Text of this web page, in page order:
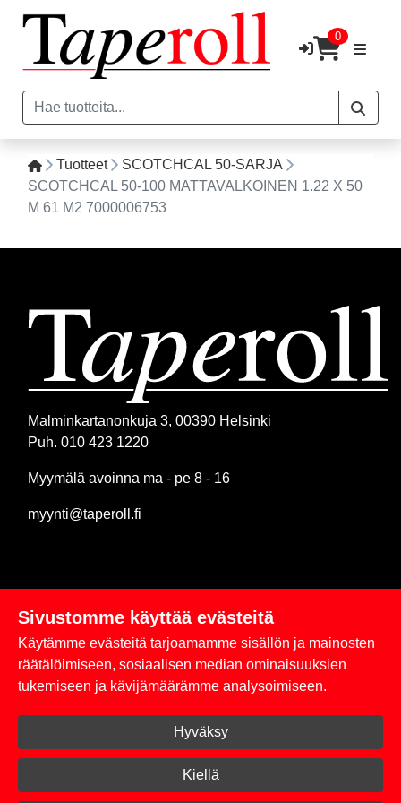
0
Tuotteet
SCOTCHCAL 50-SARJA
SCOTCHCAL 50-100 MATTAVALKOINEN 1.22 X 50
M 61 M2 7000006753
Malminkartanonkuja 3, 00390 Helsinki
Puh. 010 423 1220
Myymälä avoinna ma - pe 8 - 16
myynti@taperoll.fi
Linkit
Rekisteriseloste
Toimitus- ja maksuehdot
Kirjaudu sisään
Sivustomme käyttää evästeitä
Käytämme evästeitä tarjoamamme sisällön ja mainosten
räätälöimiseen, sosiaalisen median ominaisuuksien
tukemiseen ja kävijämäärämme analysoimiseen.
Hyväksy
Kiellä